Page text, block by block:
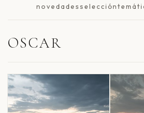
novedadesselección
OSCAR